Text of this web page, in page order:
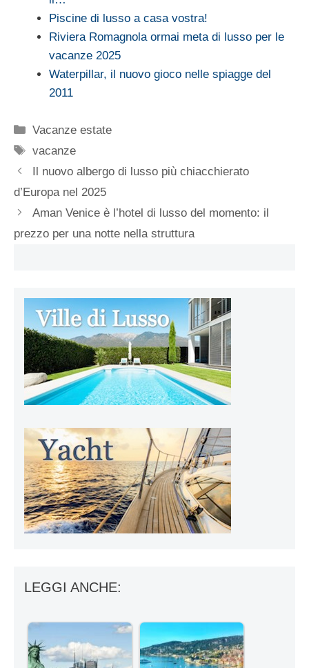
Piscine di lusso a casa vostra!
Riviera Romagnola ormai meta di lusso per le
vacanze 2025
Waterpillar, il nuovo gioco nelle spiagge del
2011
Categorie
Vacanze estate
Tag
vacanze
Il nuovo albergo di lusso più chiacchierato
d’Europa nel 2025
Aman Venice è l’hotel di lusso del momento: il
prezzo per una notte nella struttura
LEGGI ANCHE: